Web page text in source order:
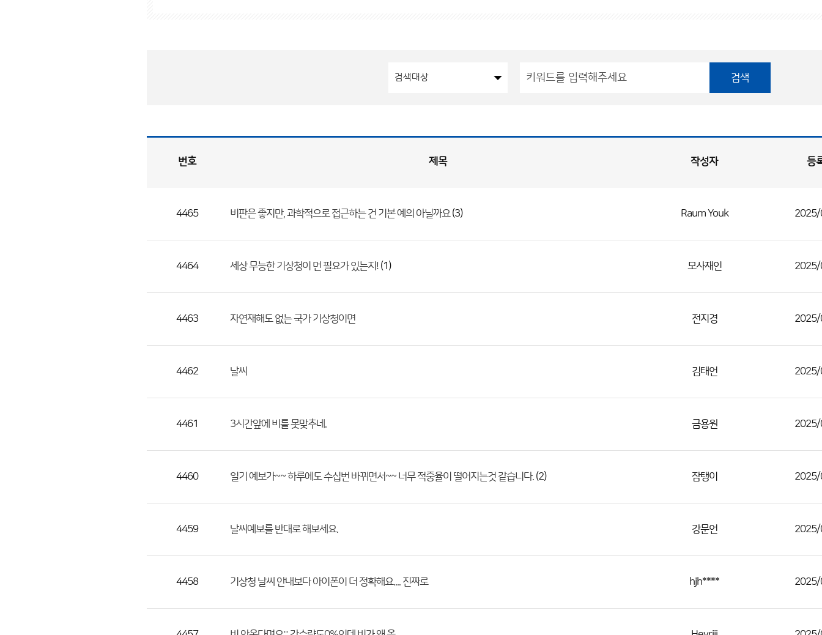
검색
로
제
성
번호 제목 작성자 등
4465 비판은 좋지만, 과학적으로 접근하는 건 기본 예의 아닐까요(3) Raum Youk
4464 세상 무능한 기상청이 먼 필요가 있는지! (1) 모사재인
4463 자연재해도 없는 국가 기상청이면 전지경
4462 날씨 김태언
4461 3시간앞에 비를 못맞추네. 금용원
4460 일기 예보가~~ 하루에도 수십번 바뀌면서~~ 너무 적중율이 떨어지는것 같습니다. (2) 잠탱이
4459 날씨예보를 반대로 해보세요. 강문언
4458 기상청 날씨 안내보다 아이폰이 더 정확해요.... 진짜로 hjh****